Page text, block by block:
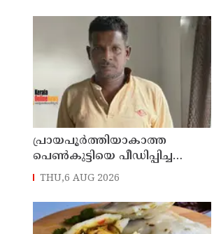
ജീവനൊടുക്കി
പ്രായപൂര്‍ത്തിയാകാത്ത
പെണ്‍കുട്ടിയെ പീഡിപ്പിച്ച
പ്രതിക്ക് ആറ് വര്‍ഷം
കഠിനതടവും 60,000 രൂപ
പിഴയും
THU,6 AUG 2026